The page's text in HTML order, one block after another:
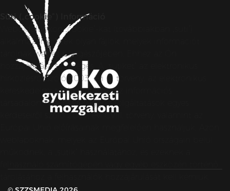
Süti („cookie”) Információ
Weboldalunkon „cookie”-kat (továbbiakban „süti”)
alkalmazunk. Ezek olyan fájlok, melyek információt
tárolnak webes böngészőjében. Ehhez az Ön
hozzájárulása szükséges. A „sütiket” az elektronikus
hírközlésről szóló 2003. évi C. törvény, az elektronikus
kereskedelmi szolgáltatások, az információs
társadalommal összefüggő szolgáltatások egyes
kérdéseiről szóló 2001. évi CVIII. törvény, valamint az